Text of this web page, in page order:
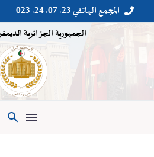

 المجمع الهاتفي 23. 07. 24. 023
الجمهورية الجزائرية
